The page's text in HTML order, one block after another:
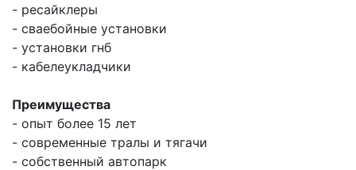
- ресайклеры
- сваебойные установки
- установки гнб
- кабелеукладчики
Преимущества
- опыт более 15 лет
- современные тралы и тягачи
- собственный автопарк